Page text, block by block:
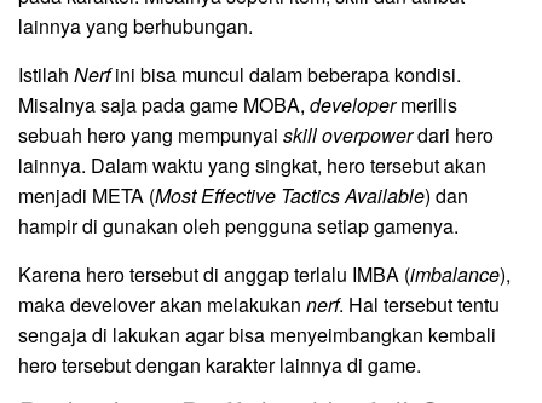
lainnya yang berhubungan.
Istilah Nerfini bisa muncul dalam beberapa kondisi.
Misalnya saja pada game MOBA, developermerilis
sebuah hero yang mempunyai skill overpowerdari hero
lainnya. Dalam waktu yang singkat, hero tersebut akan
menjadi META (Most Effective Tactics Available) dan
hampir di gunakan oleh pengguna setiap gamenya.
Karena hero tersebut di anggap terlalu IMBA (imbalance),
maka develover akan melakukan nerf. Hal tersebut tentu
sengaja di lakukan agar bisa menyeimbangkan kembali
hero tersebut dengan karakter lainnya di game.